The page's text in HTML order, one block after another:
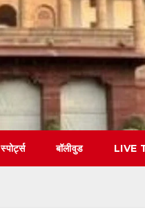
स्पोर्ट्स बॉलीवुड LIVE